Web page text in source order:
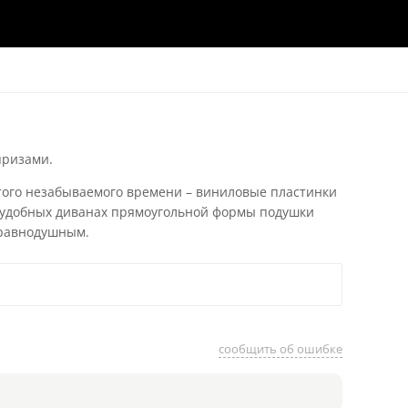
незабываемого времени – виниловые пластинки
диванах прямоугольной формы подушки
сообщить об ошибке